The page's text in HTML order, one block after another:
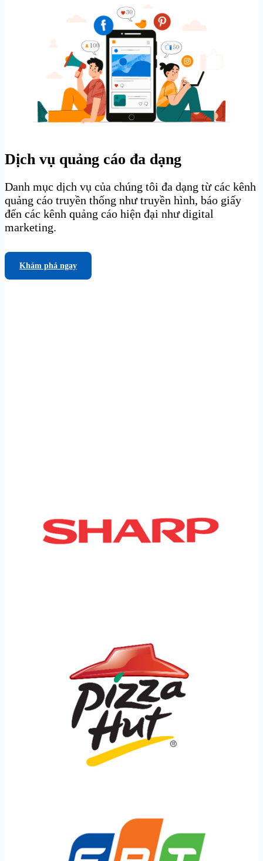
Dịch vụ quảng cáo đa dạng
Danh mục dịch vụ của chúng tôi đa dạng từ các kênh
quảng cáo truyền thống như truyền hình, báo giấy
đến các kênh quảng cáo hiện đại như digital
marketing.
Khám phá ngay